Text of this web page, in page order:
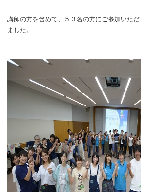
講師の方を含めて、５３名の方にご参加いた
ました。